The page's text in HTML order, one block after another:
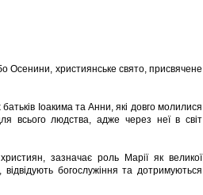
Осенини, християнське свято, присвячене
Іоакима та Анни, які довго молилися
всього людства, адже через неї в світ
зазначає роль Марії як великої
богослужіння та дотримуються